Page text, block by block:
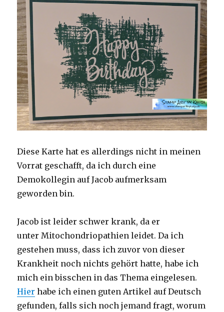
Diese Karte hat es allerdings nicht in meinen
Vorrat geschafft, da ich durch eine
Demokollegin auf Jacob aufmerksam
geworden bin.
Jacob ist leider schwer krank, da er
unter Mitochondriopathien leidet. Da ich
gestehen muss, dass ich zuvor von dieser
Krankheit noch nichts gehört hatte, habe ich
mich ein bisschen in das Thema eingelesen.
Hier habe ich einen guten Artikel auf Deutsch
gefunden, falls sich noch jemand fragt, worum